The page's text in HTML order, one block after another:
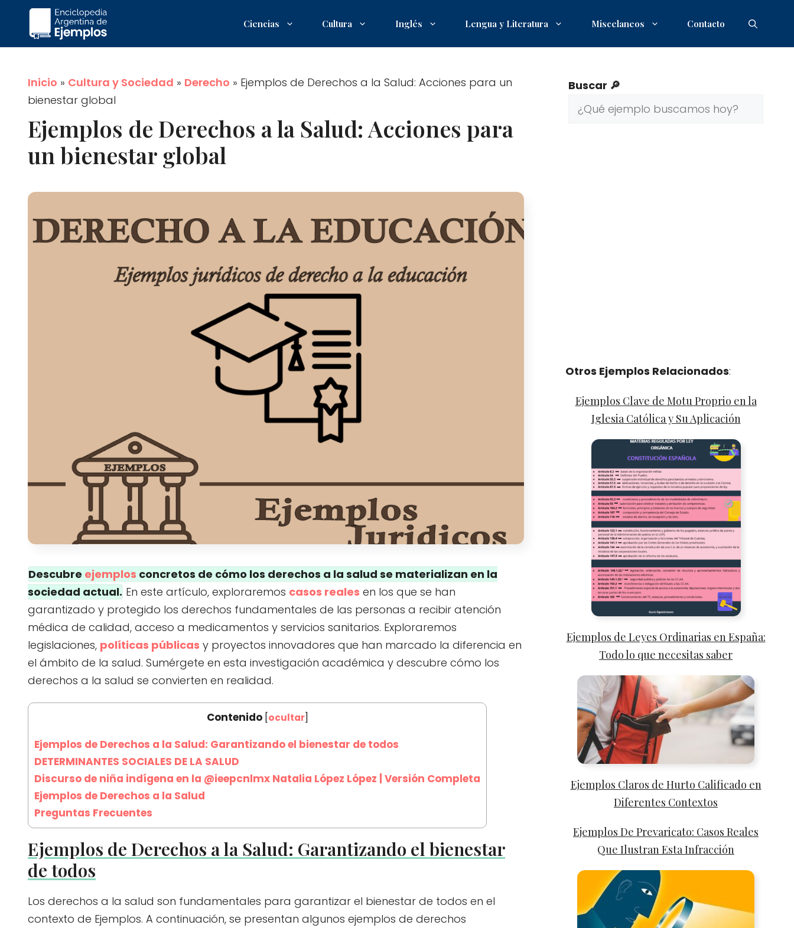
Saltar
contenido
Ciencias Cultura Inglés Lengua y Literatura Miscelaneos Contacto
Inicio » Cultura y Sociedad » Derecho » Ejemplos de Derechos a la Salud: Acciones para un
bienestar global
Ejemplos de Derechos a la Salud: Acciones para
un bienestar global
Descubre ejemplos concretos de cómo los derechos a la salud se materializan en la
sociedad actual. En este artículo, exploraremos casos reales en los que se han
garantizado y protegido los derechos fundamentales de las personas a recibir atención
médica de calidad, acceso a medicamentos y servicios sanitarios. Exploraremos
legislaciones, políticas públicas y proyectos innovadores que han marcado la diferencia en
el ámbito de la salud. Sumérgete en esta investigación académica y descubre cómo los
derechos a la salud se convierten en realidad.
Contenido [ocultar]
Ejemplos de Derechos a la Salud: Garantizando el bienestar de todos
DETERMINANTES SOCIALES DE LA SALUD
Discurso de niña indígena en la @ieepcnlmx Natalia López López | Versión Completa
Ejemplos de Derechos a la Salud
Preguntas Frecuentes
Ejemplos de Derechos a la Salud: Garantizando el bienestar
de todos
Los derechos a la salud son fundamentales para garantizar el bienestar de todos en el
contexto de Ejemplos. A continuación, se presentan algunos ejemplos de derechos
Buscar 🔎
Otros Ejemplos Relacionados:
Ejemplos Clave de Motu Proprio en la
Iglesia Católica y Su Aplicación
Ejemplos de Leyes Ordinarias en España:
Todo lo que necesitas saber
Ejemplos Claros de Hurto Calificado en
Diferentes Contextos
Ejemplos De Prevaricato: Casos Reales
Que Ilustran Esta Infracción